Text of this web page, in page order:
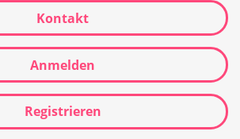
Kontakt
Anmelden
Registrieren